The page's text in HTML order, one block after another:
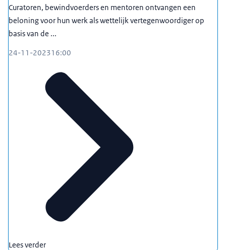
Curatoren, bewindvoerders en mentoren ontvangen een
beloning voor hun werk als wettelijk vertegenwoordiger op
basis van de ...
24-11-202316:00
Lees verder